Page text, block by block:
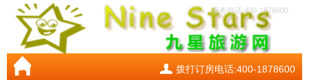
服务电话:400-1878600
拨打订房电话:400-1878600